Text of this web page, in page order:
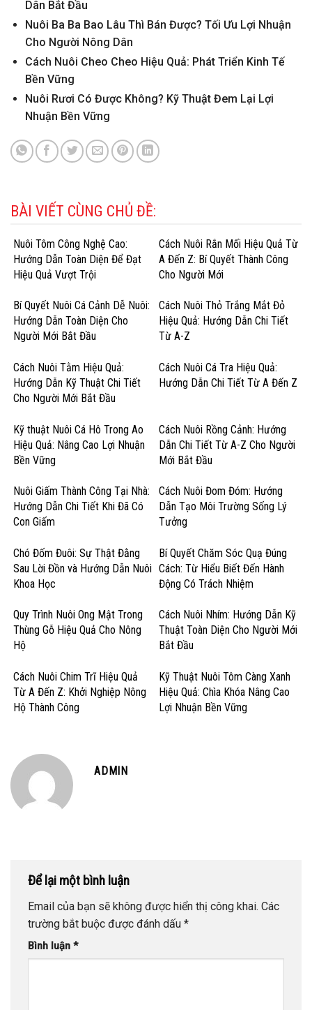
Dân Bắt Đầu
Nuôi Ba Ba Bao Lâu Thì Bán Được? Tối Ưu Lợi Nhuận
Cho Người Nông Dân
Cách Nuôi Cheo Cheo Hiệu Quả: Phát Triển Kinh Tế
Bền Vững
Nuôi Rươi Có Được Không? Kỹ Thuật Đem Lại Lợi
Nhuận Bền Vững
BÀI VIẾT CÙNG CHỦ ĐỀ:
Nuôi Tôm Công Nghệ Cao:
Hướng Dẫn Toàn Diện Để Đạt
Hiệu Quả Vượt Trội
Cách Nuôi Rắn Mối Hiệu Quả Từ
A Đến Z: Bí Quyết Thành Công
Cho Người Mới
Bí Quyết Nuôi Cá Cảnh Dễ Nuôi:
Hướng Dẫn Toàn Diện Cho
Người Mới Bắt Đầu
Cách Nuôi Thỏ Trắng Mắt Đỏ
Hiệu Quả: Hướng Dẫn Chi Tiết
Từ A-Z
Cách Nuôi Tằm Hiệu Quả:
Hướng Dẫn Kỹ Thuật Chi Tiết
Cho Người Mới Bắt Đầu
Cách Nuôi Cá Tra Hiệu Quả:
Hướng Dẫn Chi Tiết Từ A Đến Z
Kỹ thuật Nuôi Cá Hô Trong Ao
Hiệu Quả: Nâng Cao Lợi Nhuận
Bền Vững
Cách Nuôi Rồng Cảnh: Hướng
Dẫn Chi Tiết Từ A-Z Cho Người
Mới Bắt Đầu
Nuôi Giấm Thành Công Tại Nhà:
Hướng Dẫn Chi Tiết Khi Đã Có
Con Giấm
Cách Nuôi Đom Đóm: Hướng
Dẫn Tạo Môi Trường Sống Lý
Tưởng
Chó Đốm Đuôi: Sự Thật Đằng
Sau Lời Đồn và Hướng Dẫn Nuôi
Khoa Học
Bí Quyết Chăm Sóc Quạ Đúng
Cách: Từ Hiểu Biết Đến Hành
Động Có Trách Nhiệm
Quy Trình Nuôi Ong Mật Trong
Thùng Gỗ Hiệu Quả Cho Nông
Hộ
Cách Nuôi Nhím: Hướng Dẫn Kỹ
Thuật Toàn Diện Cho Người Mới
Bắt Đầu
Cách Nuôi Chim Trĩ Hiệu Quả
Từ A Đến Z: Khởi Nghiệp Nông
Hộ Thành Công
Kỹ Thuật Nuôi Tôm Càng Xanh
Hiệu Quả: Chìa Khóa Nâng Cao
Lợi Nhuận Bền Vững
ADMIN
Để lại một bình luận
Email của bạn sẽ không được hiển thị công khai. Các
trường bắt buộc được đánh dấu *
Bình luận *